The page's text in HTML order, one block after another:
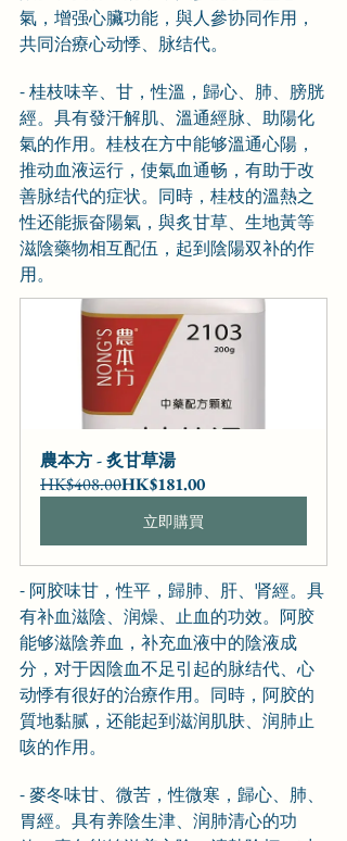
氣，增强心臟功能，與人參协同作用，
共同治療心动悸、脉结代。
- 桂枝味辛、甘，性溫，歸心、肺、膀胱
經。具有發汗解肌、溫通經脉、助陽化
氣的作用。桂枝在方中能够溫通心陽，
推动血液运行，使氣血通畅，有助于改
善脉结代的症状。同時，桂枝的溫熱之
性还能振奋陽氣，與炙甘草、生地黃等
滋陰藥物相互配伍，起到陰陽双补的作
用。
農本方 - 炙甘草湯
HK$408.00HK$181.00
立即購買
- 阿胶味甘，性平，歸肺、肝、肾經。具
有补血滋陰、润燥、止血的功效。阿胶
能够滋陰养血，补充血液中的陰液成
分，对于因陰血不足引起的脉结代、心
动悸有很好的治療作用。同時，阿胶的
質地黏腻，还能起到滋润肌肤、润肺止
咳的作用。
- 麥冬味甘、微苦，性微寒，歸心、肺、
胃經。具有养陰生津、润肺清心的功